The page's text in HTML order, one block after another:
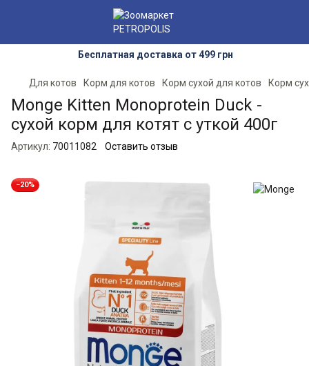
Бесплатная доставка от 499 грн
Для котов Корм для котов Корм сухой для котов Корм
Monge Kitten Monoprotein Duck -
сухой корм для котят с уткой 400г
Артикул: 70011082 Оставить отзыв
−20%